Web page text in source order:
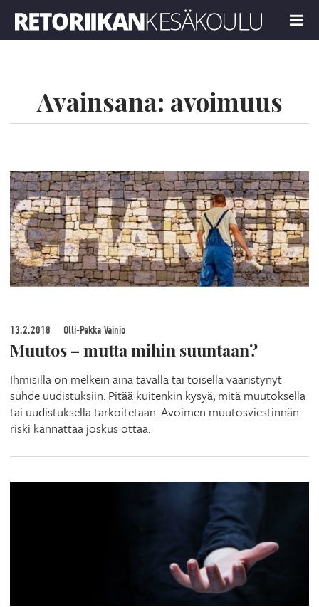
MENU
Avainsana: avoimuus
13.2.2018 Olli-Pekka Vainio
Muutos – mutta mihin suuntaan?
Ihmisillä on melkein aina tavalla tai toisella vääristynyt
suhde uudistuksiin. Pitää kuitenkin kysyä, mitä muutoksella
tai uudistuksella tarkoitetaan. Avoimen muutosviestinnän
riski kannattaa joskus ottaa.